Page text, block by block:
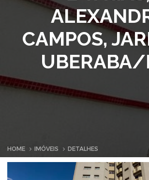
CAMPOS,
UBERABA/
HOME IMÓVEIS DETALHES